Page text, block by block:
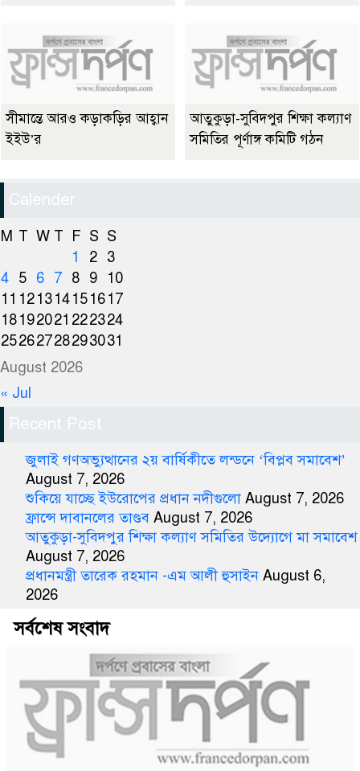
সীমান্তে আরও কড়াকড়ির আহ্বান
ইইউ’র
আতুকুড়া-সুবিদপুর শিক্ষা কল্যাণ
সমিতির পূর্ণাঙ্গ কমিটি গঠন
Calender
August 2026
M T W T F S S
1
2 3
4 5 6 7 8 9
10
11 121314151617
18192021 222324
25262728293031
« Jul
Recent Post
জুলাই গণঅভ্যুত্থানের ২য় বার্ষিকীতে লন্ডনে ‘বিপ্লব সমাবেশ’
August 7, 2026
শুকিয়ে যাচ্ছে ইউরোপের প্রধান নদীগুলো August 7, 2026
ফ্রান্সে দাবানলের তাণ্ডব August 7, 2026
আতুকুড়া-সুবিদপুর শিক্ষা কল্যাণ সমিতির উদ্যোগে মা সমাবেশ
August 7, 2026
প্রধানমন্ত্রী তারেক রহমান -এম আলী হুসাইন August 6,
2026
সর্বশেষ সংবাদ